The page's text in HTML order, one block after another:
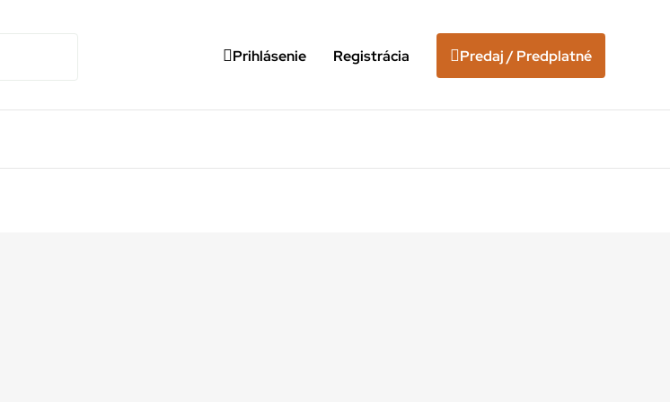
Prihlásenie Registrácia Predaj / Predplatné